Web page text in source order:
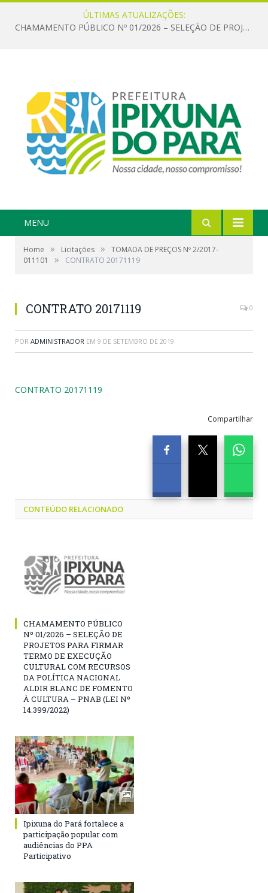
ÚLTIMAS ATUALIZAÇÕES:
CHAMAMENTO PÚBLICO Nº 01/2026 – SELEÇÃO DE PROJETOS PARA FIRMAR TERMO DE EXECUÇÃO CULTURAL COM RECURSOS DA POLÍTICA NACIONAL ALDIR BLANC DE FOMENTO À CULTURA – PNAB (LEI Nº 14.399/2022)
MENU
Home » Licitações »
TOMADA DE PREÇOS Nº 2/2017-
011101
» CONTRATO 20171119
CONTRATO 20171119 0
POR ADMINISTRADOR EM 9 DE SETEMBRO DE 2019
CONTRATO 20171119
Compartilhar
CONTEÚDO RELACIONADO
CHAMAMENTO PÚBLICO
Nº 01/2026 – SELEÇÃO DE
PROJETOS PARA FIRMAR
TERMO DE EXECUÇÃO
CULTURAL COM RECURSOS
DA POLÍTICA NACIONAL
ALDIR BLANC DE FOMENTO
À CULTURA – PNAB (LEI Nº
14.399/2022)
Ipixuna do Pará fortalece a
participação popular com
audiências do PPA
Participativo